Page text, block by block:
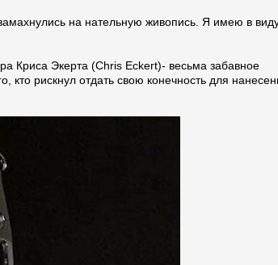
на нательную живопись. Я имею в
Криса Экерта (Chris Eckert)- весьма забавное
кто рискнул отдать свою конечность для